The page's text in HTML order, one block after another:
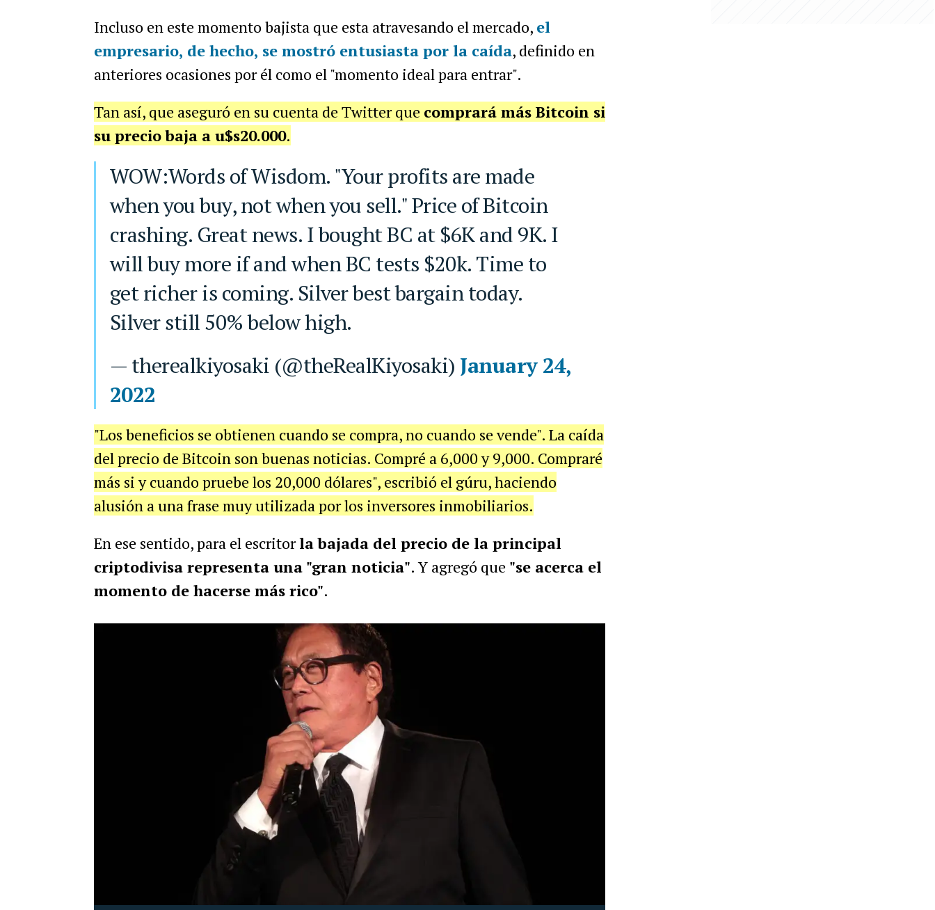
Incluso en este momento bajista que esta atravesando el mercado, el
empresario, de hecho, se mostró entusiasta por la caída, definido en
anteriores ocasiones por él como el "momento ideal para entrar".
Tan así, que aseguró en su cuenta de Twitter que comprará más Bitcoin si
su precio baja a u$s20.000.
WOW:Words of Wisdom. "Your profits are made
when you buy, not when you sell." Price of Bitcoin
crashing. Great news. I bought BC at $6K and 9K. I
will buy more if and when BC tests $20k. Time to
get richer is coming. Silver best bargain today.
Silver still 50% below high.
— therealkiyosaki (@theRealKiyosaki) January 24,
2022
"Los beneficios se obtienen cuando se compra, no cuando se vende". La caída
del precio de Bitcoin son buenas noticias. Compré a 6,000 y 9,000. Compraré
más si y cuando pruebe los 20,000 dólares", escribió el gúru, haciendo
alusión a una frase muy utilizada por los inversores inmobiliarios.
En ese sentido, para el escritorla bajada del precio de la principal
criptodivisa representa una "gran noticia". Y agregó que "se acerca el
momento de hacerse más rico".